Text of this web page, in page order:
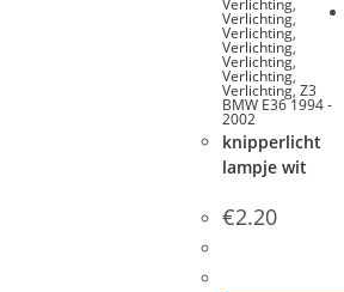
Verlichting,
Verlichting,
Verlichting,
Verlichting,
Verlichting,
Verlichting,
Verlichting, Z3
BMW E36 1994 -
2002
knipperlicht
lampje wit
€2.20